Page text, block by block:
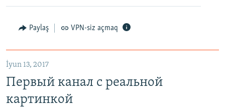
Paylaş VPN-siz açmaq
İyun 13, 2017
Первый канал с реальной
картинкой